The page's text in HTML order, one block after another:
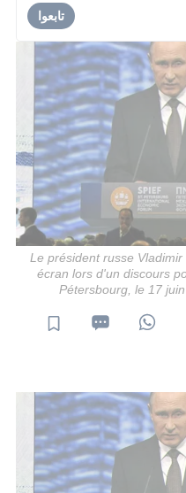
تابعوا
Le président russe
écran lors d'un discours
Pétersbourg, le 17